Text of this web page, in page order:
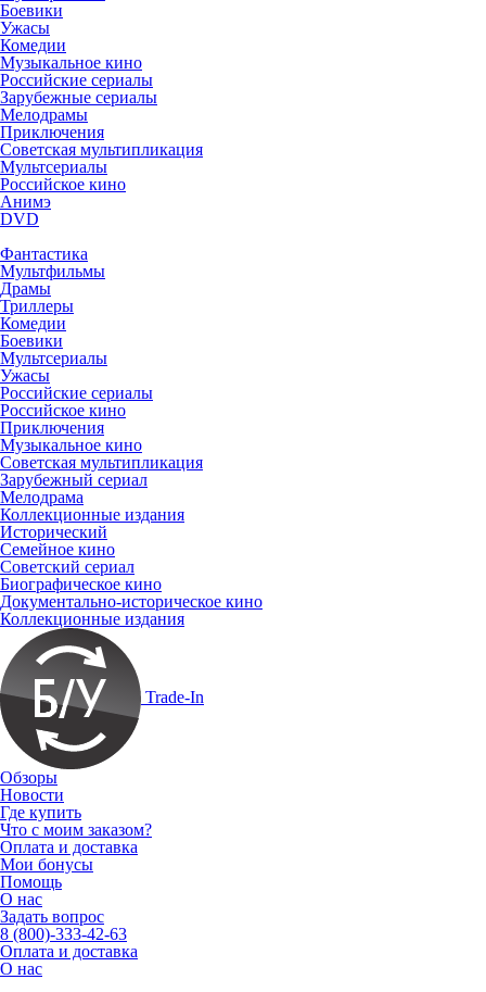
Боевики
Ужасы
Комедии
Музыкальное кино
Российские сериалы
Зарубежные сериалы
Мелодрамы
Приключения
Советская мультипликация
Мультсериалы
Российское кино
Анимэ
DVD
Фантастика
Мультфильмы
Драмы
Триллеры
Комедии
Боевики
Мультсериалы
Ужасы
Российские сериалы
Российское кино
Приключения
Музыкальное кино
Советская мультипликация
Зарубежный сериал
Мелодрама
Коллекционные издания
Исторический
Семейное кино
Советский сериал
Биографическое кино
Документально-историческое кино
Коллекционные издания
Trade-In
Обзоры
Новости
Где купить
Что с моим заказом?
Оплата и доставка
Мои бонусы
Помощь
О нас
Задать вопрос
8 (800)-333-42-63
Оплата и доставка
О нас